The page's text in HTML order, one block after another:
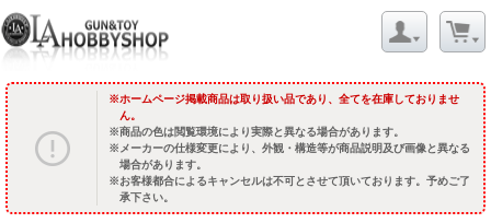
ホームページ掲載商品は取り扱い品であり、全てを在庫しておりませ
ん。
商品の色は閲覧環境により実際と異なる場合があります。
メーカーの仕様変更により、外観・構造等が商品説明及び画像と異なる
場合があります。
お客様都合によるキャンセルは不可とさせて頂いております。予めご了
承下さい。